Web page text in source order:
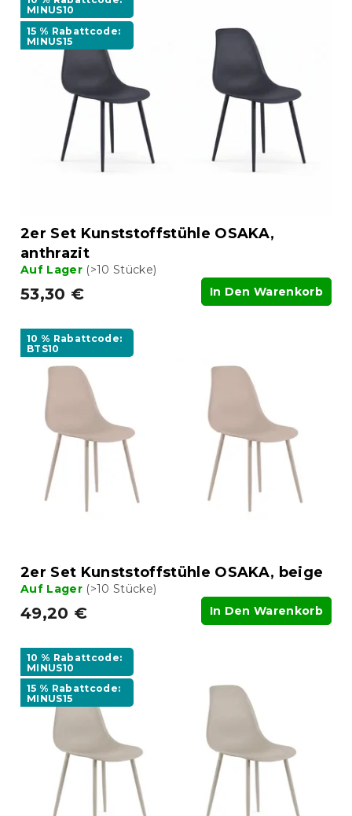
o
e
MINUS10
15 % Rabattcode:
MINUS15
2er Set Kunststoffstühle OSAKA,
anthrazit
Auf Lager (>10 Stücke)
53,30 € In Den Warenkorb
10 % Rabattcode:
BTS10
2er Set Kunststoffstühle OSAKA, beige
Auf Lager (>10 Stücke)
49,20 € In Den Warenkorb
10 % Rabattcode:
MINUS10
15 % Rabattcode:
MINUS15